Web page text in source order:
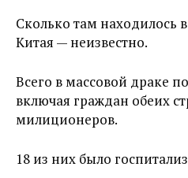
Сколько там находилось
Китая — неизвестно.
Всего в массовой драке
включая граждан обеих
милиционеров.
18 из них было